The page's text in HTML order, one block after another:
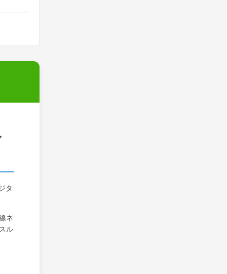
タ
ネ
ル